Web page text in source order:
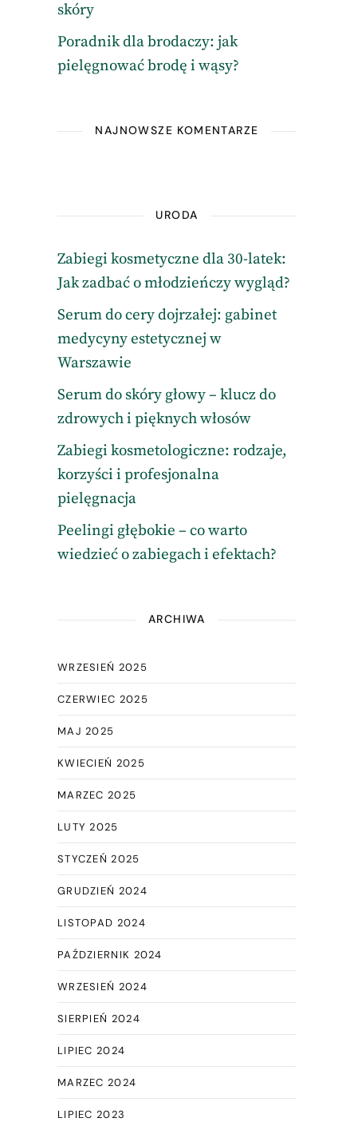
skóry
Poradnik dla brodaczy: jak
pielęgnować brodę i wąsy?
NAJNOWSZE KOMENTARZE
URODA
Zabiegi kosmetyczne dla 30-latek:
Jak zadbać o młodzieńczy wygląd?
Serum do cery dojrzałej: gabinet
medycyny estetycznej w
Warszawie
Serum do skóry głowy – klucz do
zdrowych i pięknych włosów
Zabiegi kosmetologiczne: rodzaje,
korzyści i profesjonalna
pielęgnacja
Peelingi głębokie – co warto
wiedzieć o zabiegach i efektach?
ARCHIWA
WRZESIEŃ 2025
CZERWIEC 2025
MAJ 2025
KWIECIEŃ 2025
MARZEC 2025
LUTY 2025
STYCZEŃ 2025
GRUDZIEŃ 2024
LISTOPAD 2024
PAŹDZIERNIK 2024
WRZESIEŃ 2024
SIERPIEŃ 2024
LIPIEC 2024
MARZEC 2024
LIPIEC 2023